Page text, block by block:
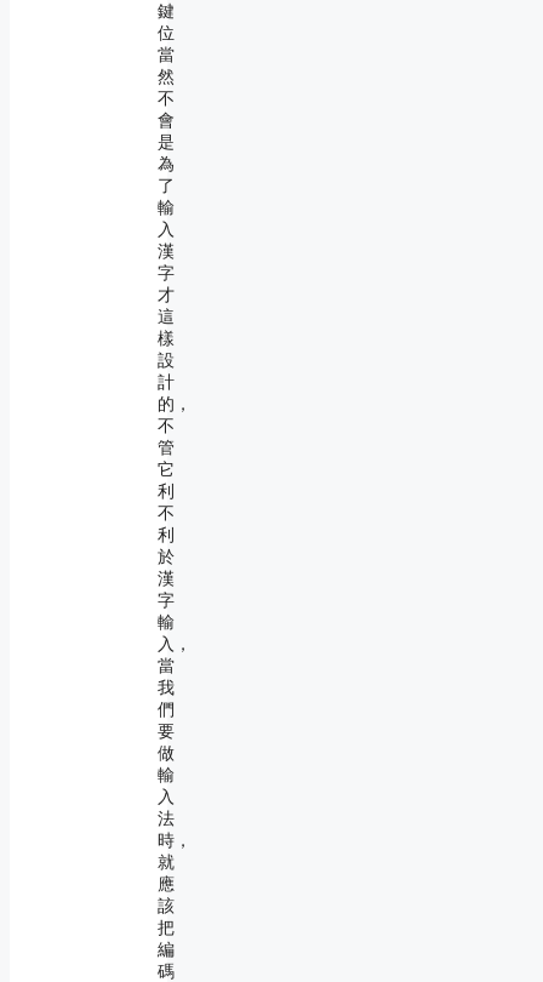
鍵
位
當
然
不
會
是
為
了
輸
入
漢
字
才
這
樣
設
計
的，
不
管
它
利
不
利
於
漢
字
輸
入，
當
我
們
要
做
輸
入
法
時，
就
應
該
把
編
碼